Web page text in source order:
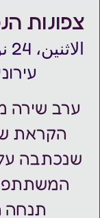
צפונות
الاثنين، 24 نوفمبر
ערב שירה
הקראת
שנכתבה על
תנחה